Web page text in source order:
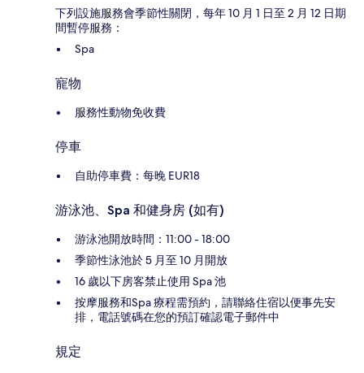
下列設施服務會季節性關閉，每年 10 月 1 日至 2 月 12 日期
間暫停服務：
Spa
寵物
服務性動物免收費
停車
自助停車費：每晚 EUR18
游泳池、Spa 和健身房 (如有)
游泳池開放時間：11:00 - 18:00
季節性泳池於 5 月至 10 月開放
16 歲以下房客禁止使用 Spa 池
按摩服務和Spa 療程需預約，請聯絡住宿以便事先安
排，電話號碼在您的預訂確認電子郵件中
規定